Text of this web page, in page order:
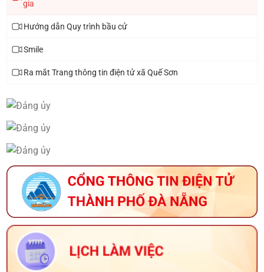
gia
Hướng dẫn Quy trình bầu cử
Smile
Ra mắt Trang thông tin điện tử xã Quế Sơn